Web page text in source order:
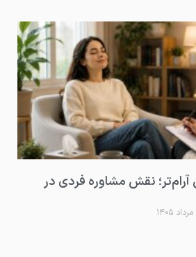
آرام‌تر؛ نقش مشاوره فردی در